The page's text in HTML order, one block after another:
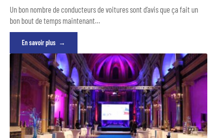
Un bon nombre de conducteurs de voitures sont d’avis que ça fait un
bon bout de temps maintenant…
En savoir plus